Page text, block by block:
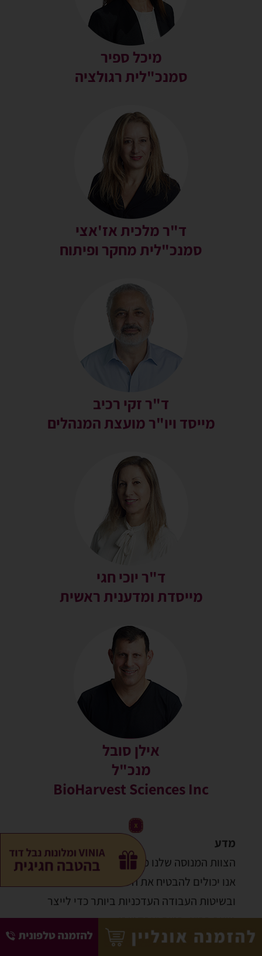
מיכל ספיר
סמנכ"לית רגולציה
ד"ר מלכית אז'אצי
סמנכ"לית מחקר ופיתוח
ד"ר זקי רכיב
מייסד ויו"ר מועצת המנהלים
ד"ר יוכי חגי
מייסדת ומדענית ראשית
אילן סובל
מנכ"ל
BioHarvest Sciences Inc
מדע
הצוות המנוסה שלנו מוביל בתחומו. הודות לכך
אנו יכולים להבטיח את השימוש בטכנולוגיה
ובשיטות העבודה העדכניות ביותר כדי לייצר
מוצר בריא, בטוח ואפקטיבי.